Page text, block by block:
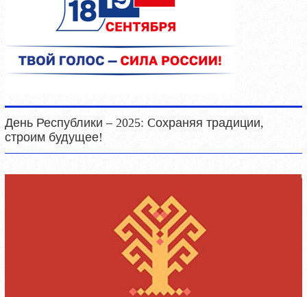
День Республики – 2025: Cохраняя традиции,
строим будущее!